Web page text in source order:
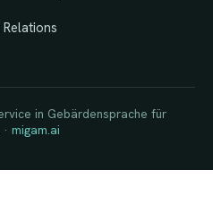
in Gebärdensprache für
migam.ai